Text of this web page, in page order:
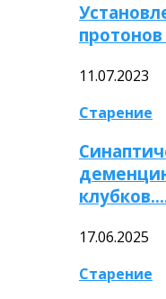
11.07.2023
Старение
17.06.2025
Старение